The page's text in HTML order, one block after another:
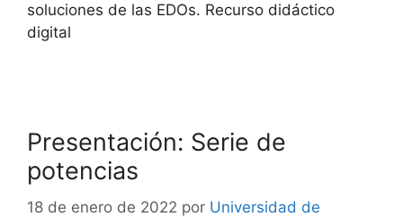
soluciones de las EDOs. Recurso didáctico
digital
Presentación: Serie de
potencias
18 de enero de 2022 por Universidad de